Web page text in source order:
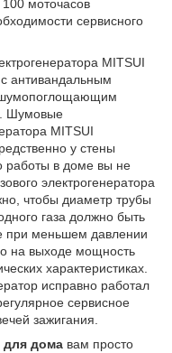
моточасов
сервисного
MITSUI
антивандальным
шумопоглощающим
Шумовые
MITSUI
у стены
работы в доме вы не
электрогенератора
чтобы диаметр трубы
газа должно быть
при меньшем давлении
на выходе мощность
характеристиках.
исправно работал
сервисное
зажигания.
для дома вам просто